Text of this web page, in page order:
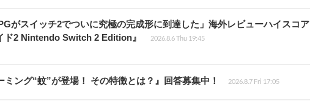
がスイッチ2でついに究極の完成形に到達した」海外レビューハイスコア
ド2 Nintendo Switch 2 Edition』
2026.8.6 Thu 19:45
ミング“蚊”が登場！ その特徴とは？』回答募集中！ 2026.8.7 Fri 17:05